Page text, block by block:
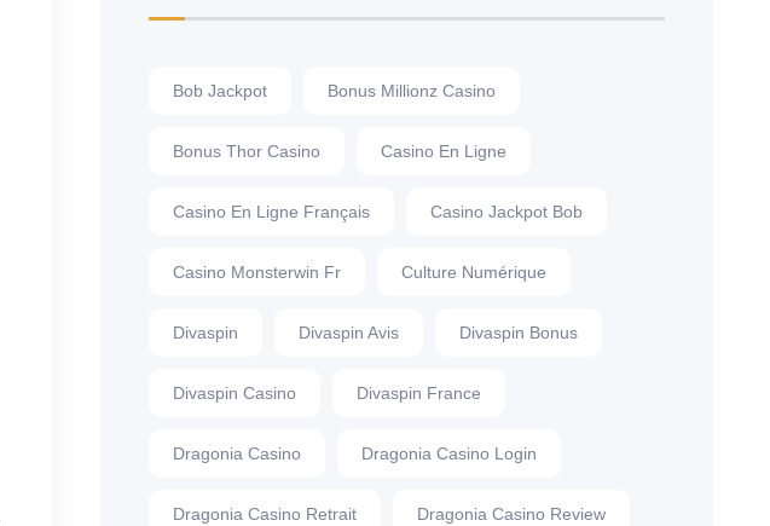
Bob Jackpot Bonus Millionz Casino
Bonus Thor Casino Casino En Ligne
Casino En Ligne Français Casino Jackpot Bob
Casino Monsterwin Fr Culture Numérique
Divaspin Divaspin Avis Divaspin Bonus
Divaspin Casino Divaspin France
Dragonia Casino Dragonia Casino Login
Dragonia Casino Retrait Dragonia Casino Review